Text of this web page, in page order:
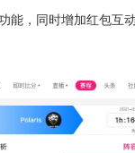
，同时增加红包互